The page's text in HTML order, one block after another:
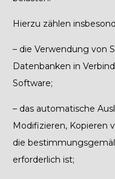
Hierzu zählen
– die Verwendung von
Datenbanken in
Software;
– das automatische
Modifizieren, Kopieren
die
erforderlich ist;